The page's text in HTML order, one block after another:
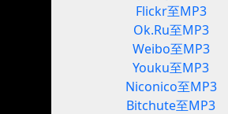
Flickr至MP3
Ok.Ru至MP3
Weibo至MP3
Youku至MP3
Niconico至MP3
Bitchute至MP3